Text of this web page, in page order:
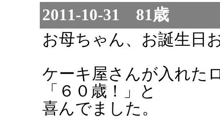
2011-10-31 81歳
お母ちゃん、お誕生日
ケーキ屋さんが入れた
「６０歳！」と
喜んでました。